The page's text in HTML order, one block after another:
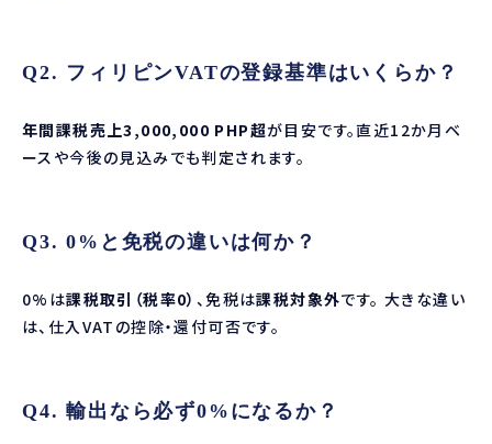
Q2. フィリピンVATの登録基準はいくらか？
年間課税売上3,000,000 PHP超が目安です。直近12か月ベ
ースや今後の見込みでも判定されます。
Q3. 0%と免税の違いは何か？
0%は課税取引（税率0） 、免税は課税対象外です。 大きな違い
は、仕入VATの控除・還付可否です。
Q4. 輸出なら必ず0%になるか？